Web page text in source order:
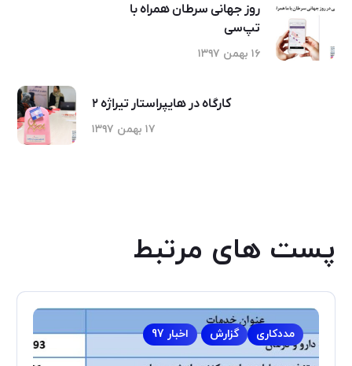
روز جهانی سرطان همراه با
تپ‌سی
۱۶ بهمن ۱۳۹۷
کارگاه در هایپر‌استار تیراژه ۲
۱۷ بهمن ۱۳۹۷
پست های مرتبط
اخبار 97 گزارش مددکاری